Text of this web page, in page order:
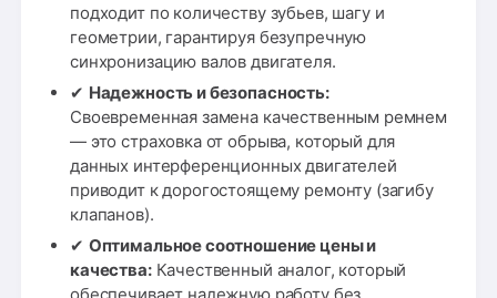
подходит по количеству зубьев, шагу и
геометрии, гарантируя безупречную
синхронизацию валов двигателя.
✔ Надежность и безопасность:
Своевременная замена качественным ремнем
— это страховка от обрыва, который для
данных интерференционных двигателей
приводит к дорогостоящему ремонту (загибу
клапанов).
✔ Оптимальное соотношение цены и
качества:Качественный аналог, который
обеспечивает надежную работу без